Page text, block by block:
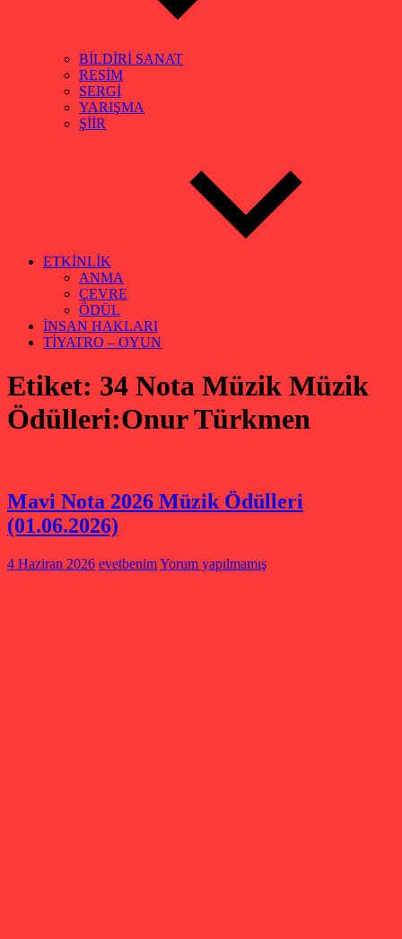
BİLDİRİ SANAT
RESİM
SERGİ
YARIŞMA
ŞİİR
ETKİNLİK
ANMA
ÇEVRE
ÖDÜL
İNSAN HAKLARI
TİYATRO – OYUN
Etiket: 34 Nota Müzik Müzik
Ödülleri:Onur Türkmen
Mavi Nota 2026 Müzik Ödülleri
(01.06.2026)
4 Haziran 2026 evetbenimYorum yapılmamış